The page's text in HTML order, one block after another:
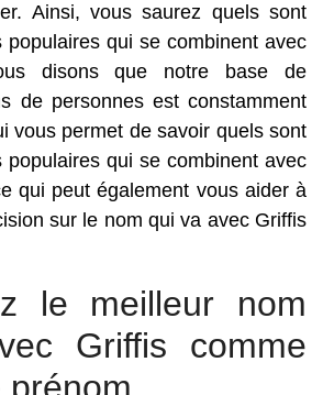
Ainsi, vous saurez quels sont
populaires qui se combinent avec
disons que notre base de
de personnes est constamment
vous permet de savoir quels sont
populaires qui se combinent avec
qui peut également vous aider à
sur le nom qui va avec Griffis
le meilleur nom
Griffis comme